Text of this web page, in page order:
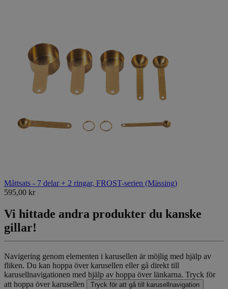
Måttsats - 7 delar + 2 ringar, FROST-serien (Mässing)
595,00 kr
Vi hittade andra produkter du kanske
gillar!
Navigering genom elementen i karusellen är möjlig med hjälp av
fliken. Du kan hoppa över karusellen eller gå direkt till
karusellnavigationen med hjälp av hoppa över länkarna. Tryck för
att hoppa över karusellen
Tryck för att gå till karusellnavigation